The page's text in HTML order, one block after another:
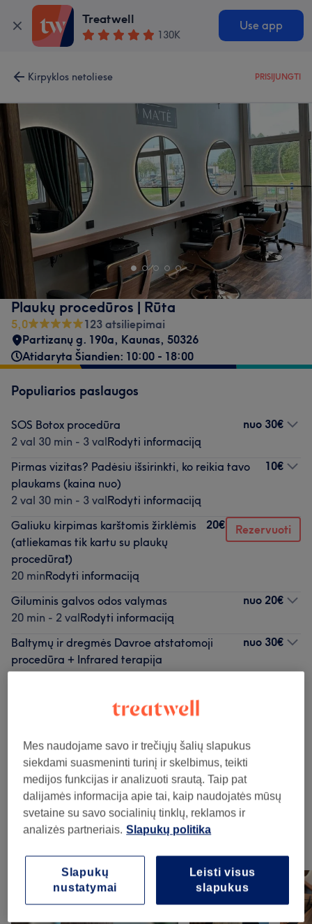
Treatwell
130K
Use app
Kirpyklos netoliese PRISIJUNGTI
Plaukų procedūros | Rūta
5,0
123 atsiliepimai
Partizanų g. 190a, Kaunas, 50326
Atidaryta Šiandien: 10:00 - 18:00
Populiarios paslaugos
SOS Botox procedūra
2 val 30 min - 3 valRodyti informaciją
nuo 30€
Pirmas vizitas? Padėsiu išsirinkti, ko reikia tavo
plaukams (kaina nuo)
2 val 30 min - 3 valRodyti informaciją
10€
Galiuku kirpimas karštomis žirklėmis
(atliekamas tik kartu su plaukų
procedūra❗️)
20 minRodyti informaciją
20€ Rezervuoti
Giluminis galvos odos valymas
20 min - 2 valRodyti informaciją
nuo 20€
Baltymų ir dregmės Davroe atstatomoji
procedūra + Infrared terapija
2 val - 2 val 30 minRodyti informaciją
nuo 30€
Teikiamos paslaugos
Plaukų Procedūros (7) nuo 10€
Kirpimas (1) 20€
Mes naudojame savo ir trečiųjų šalių slapukus
siekdami suasmeninti turinį ir skelbimus, teikti
medijos funkcijas ir analizuoti srautą. Taip pat
dalijamės informacija apie tai, kaip naudojatės mūsų
svetaine su savo socialinių tinklų, reklamos ir
analizės partneriais. Slapukų politika
Leisti visus
slapukus
Slapukų
nustatymai